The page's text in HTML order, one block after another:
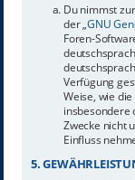
Du nimmst
der „GNU
Foren-
Verfügung
Weise, wie
insbesondere
Zwecke nicht
Einfluss
5.